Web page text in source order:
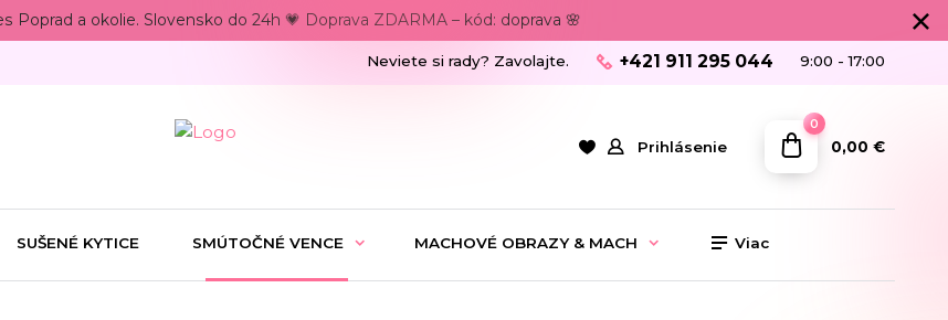
Poprad a okolie. Slovensko do 24h 💗 Doprava ZDARMA – kód: doprava 🌸
Prihlásenie
Neviete si rady? Zavolajte. +421 911 295 044 9:00 - 17:00
0
0,00 €
SUŠENÉ KYTICE SMÚTOČNÉ VENCE MACHOVÉ OBRAZY & MACH Viac